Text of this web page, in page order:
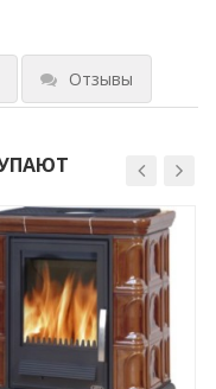
Отзывы